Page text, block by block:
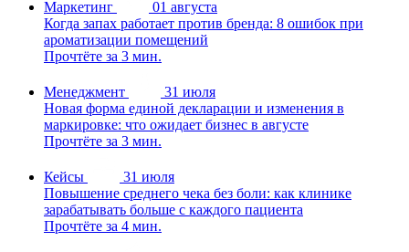
Маркетинг
01 августа
Когда запах работает против бренда: 8 ошибок при
ароматизации помещений
Прочтёте за 3 мин.
Менеджмент
31 июля
Новая форма единой декларации и изменения в
маркировке: что ожидает бизнес в августе
Прочтёте за 3 мин.
Кейсы
31 июля
Повышение среднего чека без боли: как клинике
зарабатывать больше с каждого пациента
Прочтёте за 4 мин.